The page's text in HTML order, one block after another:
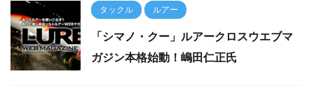
タックル ルアー
「シマノ・クー」ルアークロスウエブマ
ガジン本格始動！嶋田仁正氏